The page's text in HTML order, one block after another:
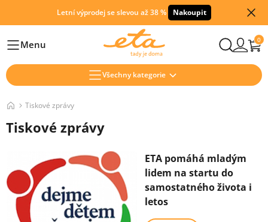
Letní výprodej se slevou až 38 % Nakoupit
HlavníMenu 0
Všechny kategorie
Tiskové zprávy
Tiskové zprávy
ETA pomáhá mladým
lidem na startu do
samostatného života i
letos